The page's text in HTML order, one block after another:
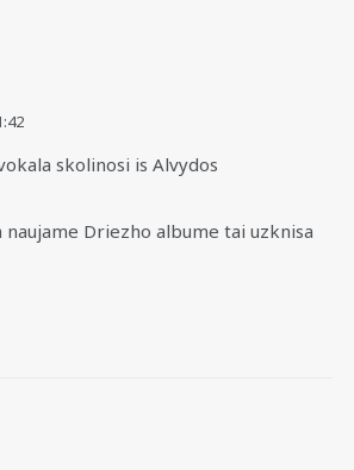
skolinosi is Alvydos
Driezho albume tai uzknisa